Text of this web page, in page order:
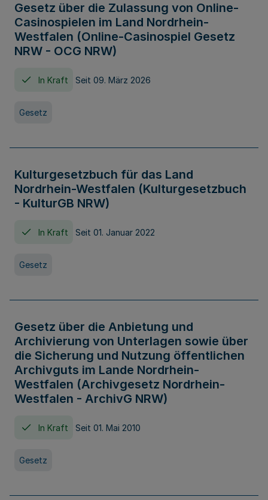
Gesetz über die Zulassung von Online-
Casinospielen im Land Nordrhein-
Westfalen (Online-Casinospiel Gesetz
NRW - OCG NRW)
In Kraft Seit 09. März 2026
Gesetz
Kulturgesetzbuch für das Land
Nordrhein-Westfalen (Kulturgesetzbuch
- KulturGB NRW)
In Kraft Seit 01. Januar 2022
Gesetz
Gesetz über die Anbietung und
Archivierung von Unterlagen sowie über
die Sicherung und Nutzung öffentlichen
Archivguts im Lande Nordrhein-
Westfalen (Archivgesetz Nordrhein-
Westfalen - ArchivG NRW)
In Kraft Seit 01. Mai 2010
Gesetz